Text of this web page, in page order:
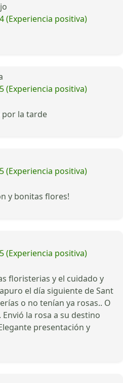
4 (Experiencia positiva)
5 (Experiencia positiva)
por la tarde
5 (Experiencia positiva)
y bonitas flores!
5 (Experiencia positiva)
floristerias y el cuidado y
el día siguiente de Sant
o no tenían ya rosas.. O
la rosa a su destino
presentación y